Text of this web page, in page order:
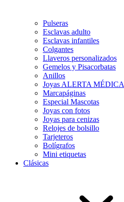
Pulseras
Esclavas adulto
Esclavas infantiles
Colgantes
Llaveros personalizados
Gemelos y Pisacorbatas
Anillos
Joyas ALERTA MÉDICA
Marcapáginas
Especial Mascotas
Joyas con fotos
Joyas para cenizas
Relojes de bolsillo
Tarjeteros
Bolígrafos
Mini etiquetas
Clásicas